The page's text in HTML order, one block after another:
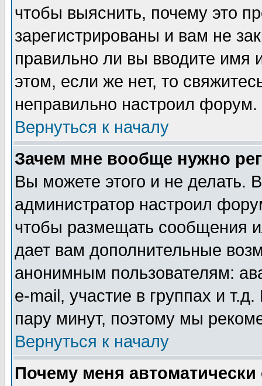
чтобы выяснить, почему это
зарегистрированы и вам не
правильно ли вы вводите
этом, если же нет, то
неправильно настроил форум.
Вернуться к началу
Зачем мне вообще нужно
Вы можете этого и не делать.
администратор настроил
чтобы размещать сообщения
дает вам дополнительные
анонимным пользователям:
e-mail, участие в группах и
пару минут, поэтому мы
Вернуться к началу
Почему меня автоматически